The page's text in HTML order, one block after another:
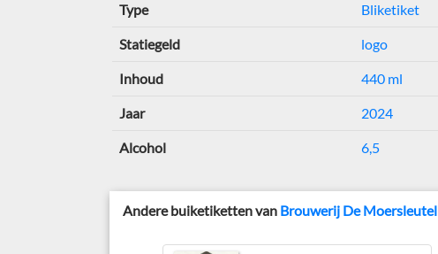
Type Bliketiket
Statiegeld logo
Inhoud 440 ml
Jaar 2024
Alcohol 6,5
Andere buiketiketten van Brouwerij De Moersleutel